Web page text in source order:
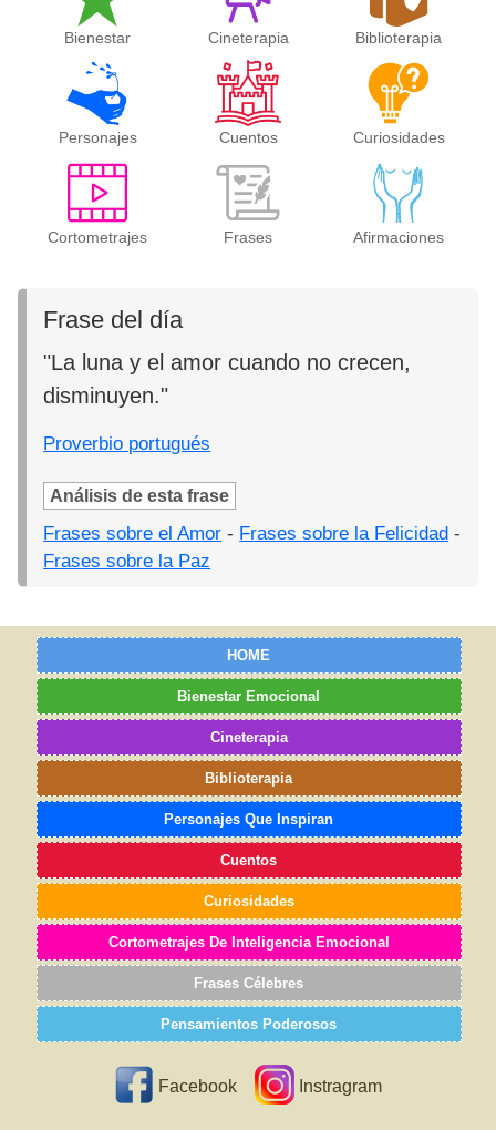
Bienestar Cineterapia Biblioterapia
Personajes Cuentos Curiosidades
Cortometrajes Frases Afirmaciones
Frase del día
"La luna y el amor cuando no crecen,
disminuyen."
Proverbio portugués
Análisis de esta frase
Frases sobre el Amor - Frases sobre la Felicidad -
Frases sobre la Paz
HOME
Bienestar Emocional
Cineterapia
Biblioterapia
Personajes Que Inspiran
Cuentos
Curiosidades
Cortometrajes De Inteligencia Emocional
Frases Célebres
Pensamientos Poderosos
Facebook Instragram